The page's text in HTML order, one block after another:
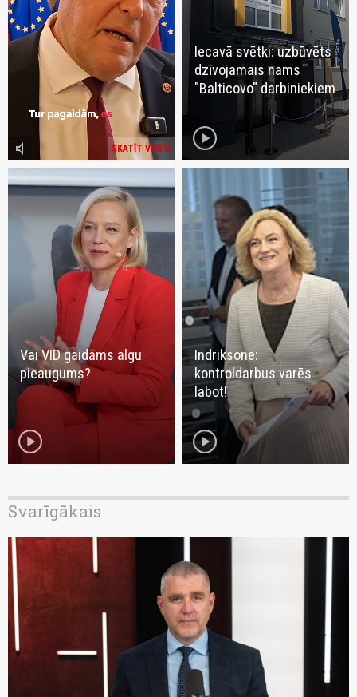
SKATĪT VIDEO
volume_mute
Iecavā svētki: uzbūvēts
dzīvojamais nams
"Balticovo" darbiniekiem
play_circle
Vai VID gaidāms algu
pieaugums?
play_circle
Indriksone:
kontroldarbus varēs
labot!
play_circle
Svarīgākais